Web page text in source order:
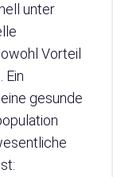
unter
Vorteil
Ein
gesunde